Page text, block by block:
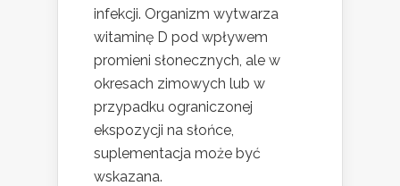
infekcji. Organizm wytwarza
witaminę D pod wpływem
promieni słonecznych, ale w
okresach zimowych lub w
przypadku ograniczonej
ekspozycji na słońce,
suplementacja może być
wskazana.